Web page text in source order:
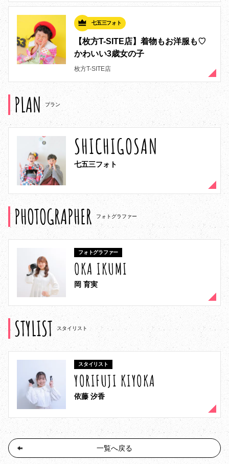
七五三フォト
【枚方T-SITE店】着物もお洋服も♡
かわいい3歳女の子
枚方T-SITE店
PLAN プラン
SHICHIGOSAN
七五三フォト
PHOTOGRAPHER フォトグラファー
フォトグラファー
OKA IKUMI
岡 育実
STYLIST スタイリスト
スタイリスト
YORIFUJI KIYOKA
依藤 汐香
一覧へ戻る